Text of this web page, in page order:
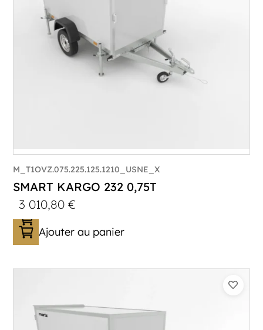
PTAC :300-750
M_T1OVZ.075.225.125.1210_USNE_X
SMART KARGO 232 0,75T
3 010,80€
Ajouter au panier